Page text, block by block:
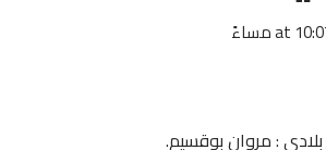
: مروان بوقسيم.